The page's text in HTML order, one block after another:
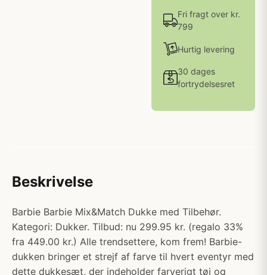
Fri fragt over kr.
799
Hurtig levering
30 dages
fortrydelsesret
Beskrivelse
Barbie Barbie Mix&Match Dukke med Tilbehør.
Kategori: Dukker. Tilbud: nu 299.95 kr. (regalo 33%
fra 449.00 kr.) Alle trendsettere, kom frem! Barbie-
dukken bringer et strejf af farve til hvert eventyr med
dette dukkesæt, der indeholder farverigt tøj og